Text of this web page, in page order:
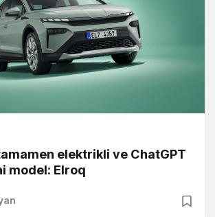
elektrikli ve ChatGPT
model: Elroq